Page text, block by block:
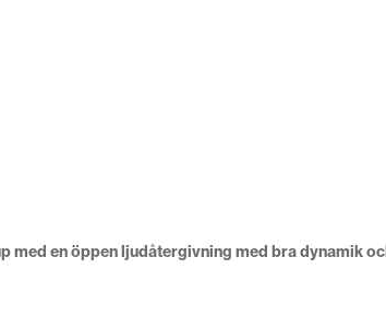
med en öppen ljudåtergivning med bra dynamik